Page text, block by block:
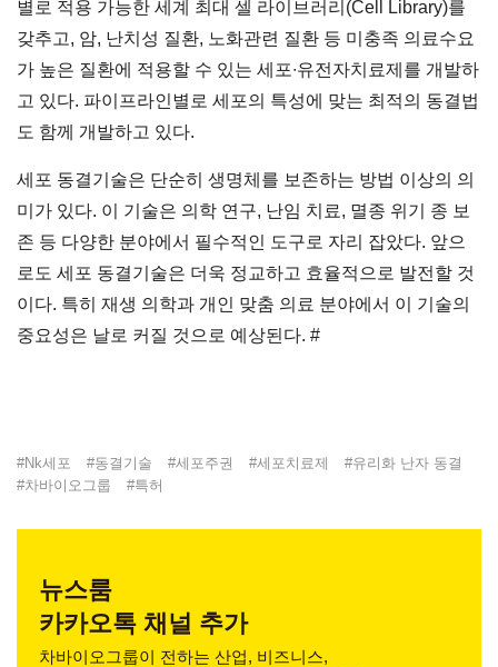
별로 적용 가능한 세계 최대 셀 라이브러리(Cell Library)를
갖추고, 암, 난치성 질환, 노화관련 질환 등 미충족 의료수요
가 높은 질환에 적용할 수 있는 세포∙유전자치료제를 개발하
고 있다. 파이프라인별로 세포의 특성에 맞는 최적의 동결법
도 함께 개발하고 있다.
세포 동결기술은 단순히 생명체를 보존하는 방법 이상의 의
미가 있다. 이 기술은 의학 연구, 난임 치료, 멸종 위기 종 보
존 등 다양한 분야에서 필수적인 도구로 자리 잡았다. 앞으
로도 세포 동결기술은 더욱 정교하고 효율적으로 발전할 것
이다. 특히 재생 의학과 개인 맞춤 의료 분야에서 이 기술의
중요성은 날로 커질 것으로 예상된다. #
#Nk세포 #동결기술 #세포주권 #세포치료제 #유리화 난자 동결
#차바이오그룹 #특허
뉴스룸
카카오톡 채널 추가
차바이오그룹이 전하는 산업, 비즈니스,